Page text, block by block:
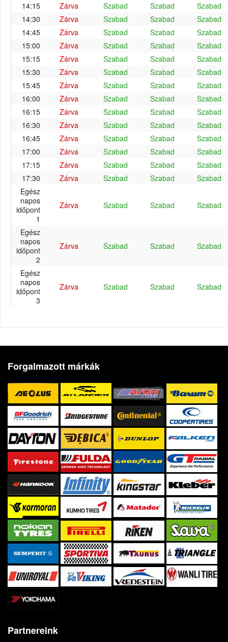
14:15
Zárva Szabad Szabad
Szabad
14:30
Zárva Szabad Szabad
Szabad
14:45
Zárva Szabad Szabad
Szabad
15:00
Zárva Szabad Szabad
Szabad
15:15
Zárva Szabad Szabad
Szabad
15:30
Zárva Szabad Szabad
Szabad
15:45
Zárva Szabad Szabad
Szabad
16:00
Zárva Szabad Szabad
Szabad
16:15
Zárva Szabad Szabad
Szabad
16:30
Zárva Szabad Szabad
Szabad
16:45
Zárva Szabad Szabad
Szabad
17:00
Zárva Szabad Szabad
Szabad
17:15
Zárva Szabad Szabad
Szabad
17:30
Zárva Szabad Szabad
Szabad
Egész
napos
időpont
1
Zárva Szabad Szabad Szabad
Egész
napos
időpont
2
Zárva Szabad Szabad Szabad
Egész
napos
időpont
3
Zárva Szabad Szabad Szabad
Forgalmazott márkák
Partnereink